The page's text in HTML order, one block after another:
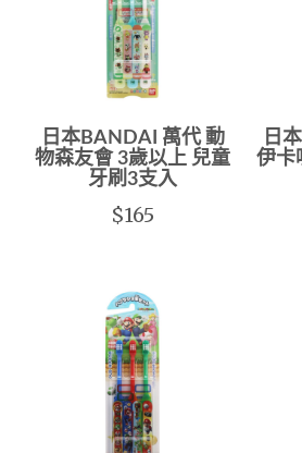
日本BANDAI 萬代 動
物森友會 3歲以上 兒童
牙刷3支入
$165
日
伊卡